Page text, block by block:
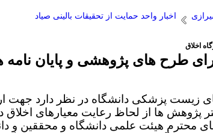
اخبار واحد حمایت از تحقیقات بالینی صیاد
اخلاق
طرح های پژوهشی و پایان نامه
های زیست پزشکی دانشگاه در نظر دارد
پژوهش ها از لحاظ رعایت معیارهای اخلاق
محترم هیئت علمی دانشگاه و محققین و